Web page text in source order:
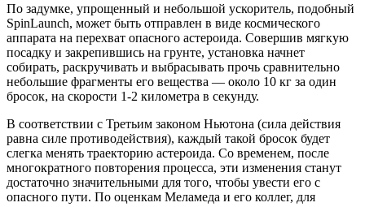
По задумке, упрощенный и небольшой ускоритель, подобный
SpinLaunch, может быть отправлен в виде космического
аппарата на перехват опасного астероида. Совершив мягкую
посадку и закрепившись на грунте, установка начнет
собирать, раскручивать и выбрасывать прочь сравнительно
небольшие фрагменты его вещества — около 10 кг за один
бросок, на скорости 1-2 километра в секунду.
В соответствии с Третьим законом Ньютона (сила действия
равна силе противодействия), каждый такой бросок будет
слегка менять траекторию астероида. Со временем, после
многократного повторения процесса, эти изменения станут
достаточно значительными для того, чтобы увести его с
опасного пути. По оценкам Меламеда и его коллег, для